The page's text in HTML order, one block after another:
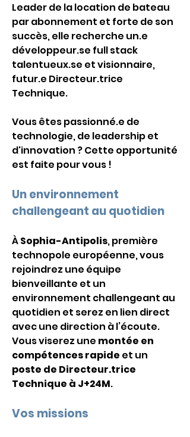
Leader de la location de bateau
par abonnement et forte de son
succès, elle recherche un.e
développeur.se full stack
talentueux.se et visionnaire,
futur.e Directeur.trice
Technique.
Vous êtes passionné.e de
technologie, de leadership et
d'innovation ? Cette opportunité
est faite pour vous !
Un environnement
challengeant au quotidien
À Sophia-Antipolis, première
technopole européenne, vous
rejoindrez une équipe
bienveillante et un
environnement challengeant au
quotidien et serez en lien direct
avec une direction à l’écoute.
Vous viserez une montée en
compétences rapide
poste de Directeur.trice
Technique à J+24M.
Vos missions